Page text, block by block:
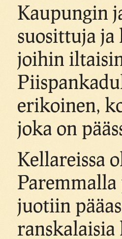
Kaupungin
suosittuja
joihin
erikoinen,
joka on
Kellareissa
juotiin